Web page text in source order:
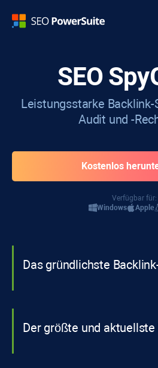
SEO
Leistungsstarke
Audit und -
Kostenlos
Verfügbar für:
Windows
Apple
Das gründlichste
Der größte und aktuellste